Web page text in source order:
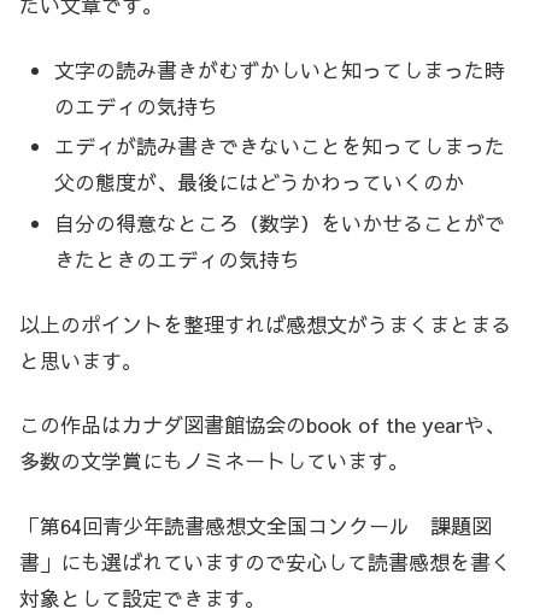
文字の読み書きがむずかしいと知ってしまった時
のエディの気持ち
エディが読み書きできないことを知ってしまった
父の態度が、最後にはどうかわっていくのか
自分の得意なところ（数学）をいかせることがで
きたときのエディの気持ち
以上のポイントを整理すれば感想文がうまくまとまる
と思います。
この作品はカナダ図書館協会のbook of the yearや、
多数の文学賞にもノミネートしています。
「第64回青少年読書感想文全国コンクール 課題図
書」にも選ばれていますので安心して読書感想を書く
対象として設定できます。